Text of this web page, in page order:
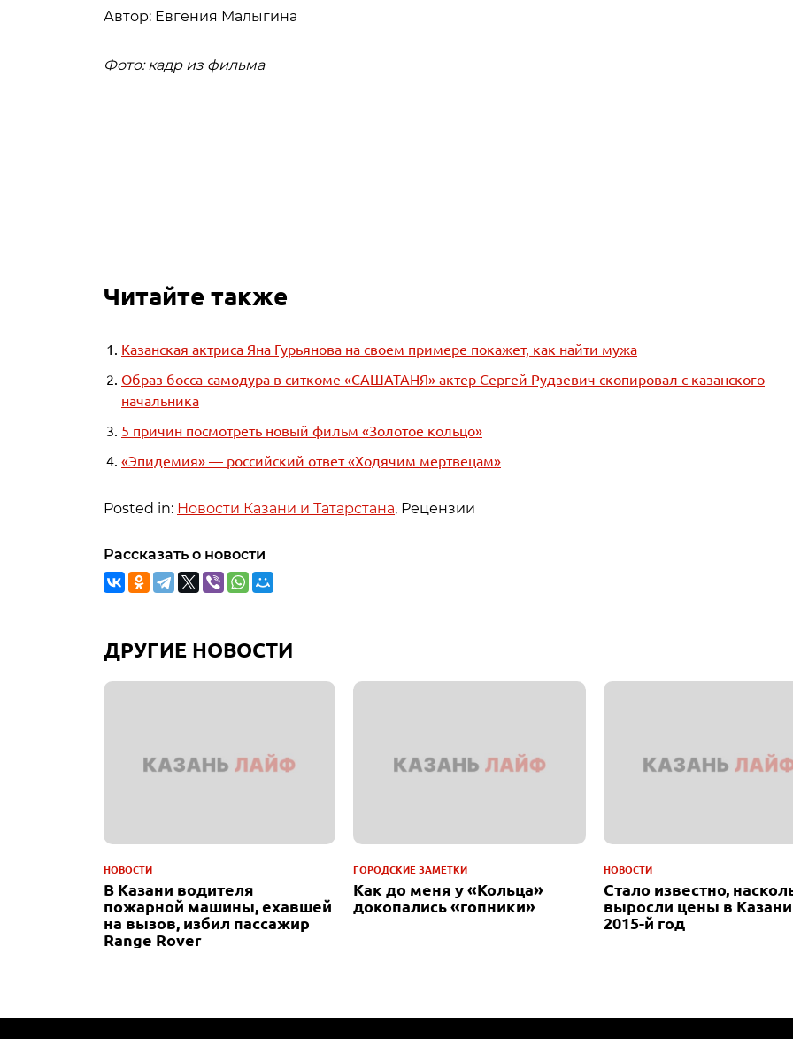
Автор: Евгения Малыгина
Фото: кадр из фильма
Читайте также
Казанская актриса Яна Гурьянова на своем примере покажет, как найти мужа
Образ босса-самодура в ситкоме «САШАТАНЯ» актер Сергей Рудзевич скопировал с казанского
начальника
5 причин посмотреть новый фильм «Золотое кольцо»
«Эпидемия» — российский ответ «Ходячим мертвецам»
Posted in: Новости Казани и Татарстана, Рецензии
Рассказать о новости
ДРУГИЕ НОВОСТИ
НОВОСТИ
В Казани водителя
пожарной машины, ехавшей
на вызов, избил пассажир
Range Rover
ГОРОДСКИЕ ЗАМЕТКИ
Как до меня у «Кольца»
докопались «гопники»
НОВОСТИ
Стало известно,
выросли цены в Казани
2015-й год